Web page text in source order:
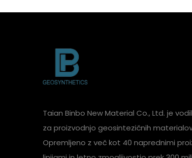
Taian Binbo New Material Co., Ltd. je
za proizvodnjo geosintezičnih
Opremljeno z več kot 40 naprednimi